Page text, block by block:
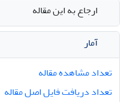
ارجاع به این مقاله
آمار
تعداد مشاهده مقاله
تعداد دریافت فایل اصل مقاله